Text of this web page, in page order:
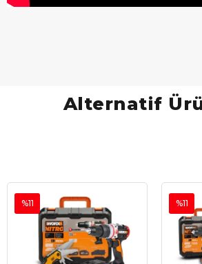
Alternatif
%11 %11